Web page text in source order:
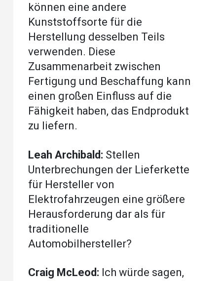
können eine andere
Kunststoffsorte für die
Herstellung desselben Teils
verwenden. Diese
Zusammenarbeit zwischen
Fertigung und Beschaffung kann
einen großen Einfluss auf die
Fähigkeit haben, das Endprodukt
zu liefern.
Leah Archibald: Stellen
Unterbrechungen der Lieferkette
für Hersteller von
Elektrofahrzeugen eine größere
Herausforderung dar als für
traditionelle
Automobilhersteller?
Craig McLeod: Ich würde sagen,